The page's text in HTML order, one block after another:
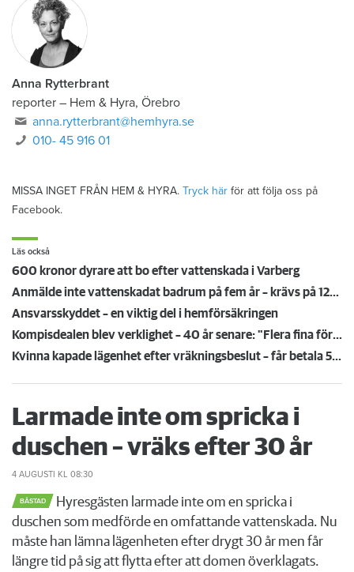
Anna Rytterbrant
reporter – Hem & Hyra, Örebro
anna.rytterbrant@hemhyra.se
010- 45 916 01
MISSA INGET FRÅN HEM & HYRA. Tryck här för att följa oss på
Facebook.
Läs också
600 kronor dyrare att bo efter vattenskada i Varberg
Anmälde inte vattenskadat badrum på fem år – krävs på 125 000 kronor
Ansvarsskyddet – en viktig del i hemförsäkringen
Kompisdealen blev verklighet – 40 år senare: "Flera fina fördelar med att dela bostad"
Kvinna kapade lägenhet efter vräkningsbeslut – får betala 50 000
Larmade inte om spricka i
duschen – vräks efter 30 år
4 AUGUSTI KL 08:30
BÅSTAD
Hyresgästen larmade inte om en spricka i
duschen som medförde en omfattande vattenskada. Nu
måste han lämna lägenheten efter drygt 30 år men får
längre tid på sig att flytta efter att domen överklagats.